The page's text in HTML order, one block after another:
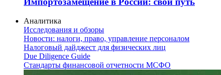
Аналитика
Исследования и обзоры
Новости: налоги, право, управление персоналом
Налоговый дайджест для физических лиц
Due Diligence Guide
Стандарты финансовой отчетности МСФО